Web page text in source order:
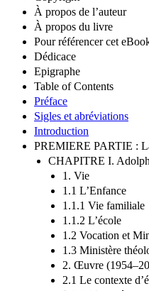
À propos de l’auteur
À propos du livre
Pour référencer cet
Dédicace
Epigraphe
Table of Contents
Préface
Sigles et abréviations
Introduction
PREMIERE PARTIE :
CHAPITRE I.
1. Vie
1.1 L’Enfance
1.1.1 Vie familiale
1.1.2 L’école
1.2 Vocation et
1.3 Ministère
2. Œuvre
2.1 Le contexte